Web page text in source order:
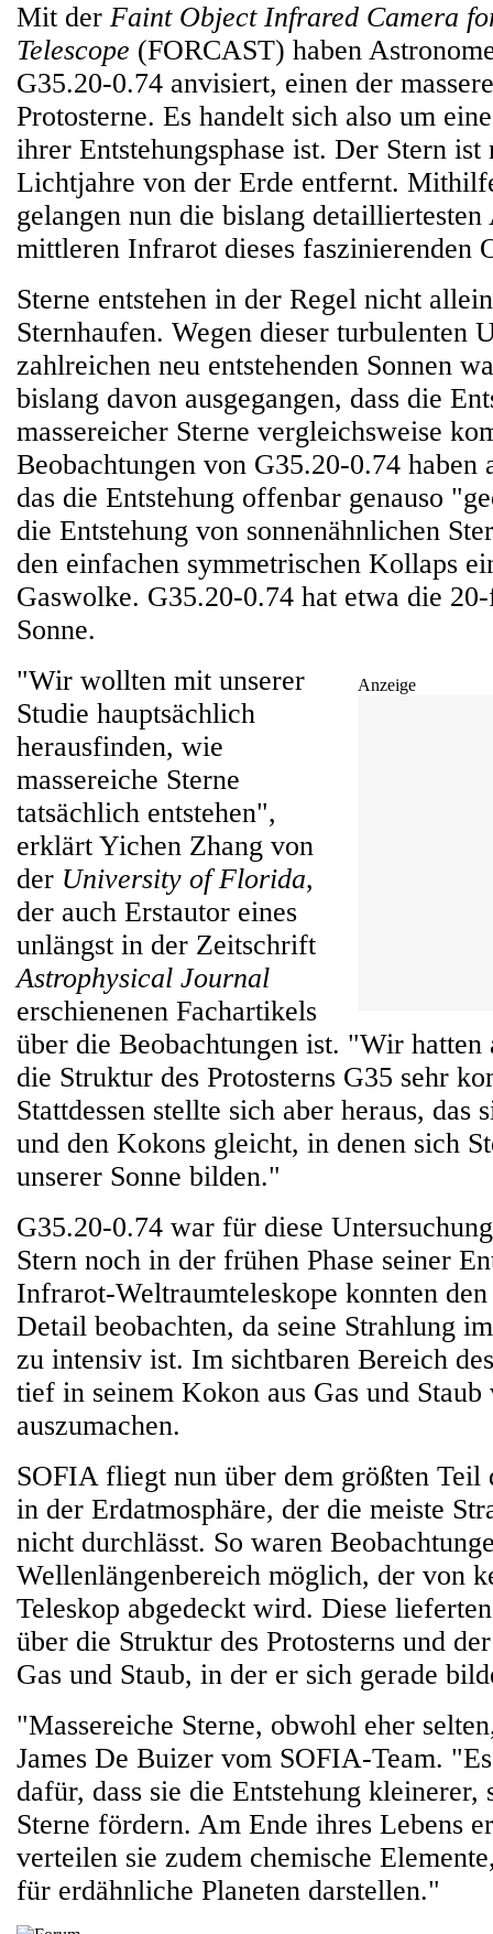
Mit der Faint Object Infrared Camera
Telescope (FORCAST) haben
G35.20-0.74 anvisiert, einen der
Protosterne. Es handelt sich also um
ihrer Entstehungsphase ist. Der Stern ist
Lichtjahre von der Erde entfernt.
gelangen nun die bislang
mittleren Infrarot dieses faszinierenden
Sterne entstehen in der Regel nicht
Sternhaufen. Wegen dieser turbulenten
zahlreichen neu entstehenden Sonnen
bislang davon ausgegangen, dass die
massereicher Sterne vergleichsweise
Beobachtungen von G35.20-0.74 haben
das die Entstehung offenbar genauso
die Entstehung von sonnenähnlichen
den einfachen symmetrischen Kollaps
Gaswolke. G35.20-0.74 hat etwa die
Sonne.
Anzeige
"Wir wollten mit unserer
Studie hauptsächlich
herausfinden, wie
massereiche Sterne
tatsächlich entstehen",
erklärt Yichen Zhang von
der University of Florida,
der auch Erstautor eines
unlängst in der Zeitschrift
Astrophysical Journal
erschienenen Fachartikels
über die Beobachtungen ist. "Wir hatten
die Struktur des Protosterns G35 sehr
Stattdessen stellte sich aber heraus, das
und den Kokons gleicht, in denen sich
unserer Sonne bilden."
G35.20-0.74 war für diese
Stern noch in der frühen Phase seiner
Infrarot-Weltraumteleskope konnten
Detail beobachten, da seine Strahlung
zu intensiv ist. Im sichtbaren Bereich
tief in seinem Kokon aus Gas und
auszumachen.
SOFIA fliegt nun über dem größten Teil
in der Erdatmosphäre, der die meiste
nicht durchlässt. So waren
Wellenlängenbereich möglich, der von
Teleskop abgedeckt wird. Diese
über die Struktur des Protosterns und
Gas und Staub, in der er sich gerade
"Massereiche Sterne, obwohl eher
James De Buizer vom SOFIA-Team.
dafür, dass sie die Entstehung kleinerer,
Sterne fördern. Am Ende ihres Lebens
verteilen sie zudem chemische
für erdähnliche Planeten darstellen."